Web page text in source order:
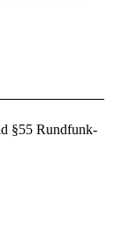
§55 Rundfunk-